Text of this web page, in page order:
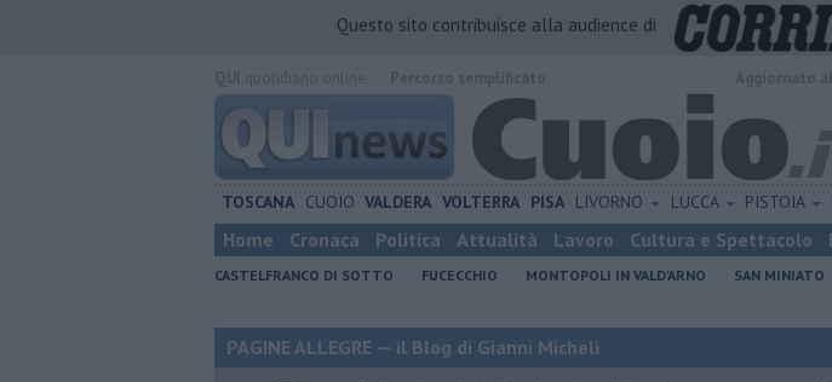
Questo sito contribuisce alla audience di
TOSCANA CUOIO VALDERA VOLTERRA PISA LIVORNO LUCCA PISTOIA
Home Cronaca Politica Attualità Lavoro Cultura e Spettacolo
CASTELFRANCO DI SOTTO FUCECCHIO MONTOPOLI IN VALD'ARNO SAN MINIATO
PAGINE ALLEGRE — il Blog di Gianni Micheli